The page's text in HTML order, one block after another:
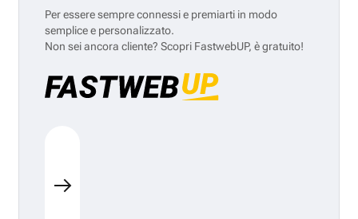
Per essere sempre connessi e premiarti in modo
semplice e personalizzato.
Non sei ancora cliente? Scopri FastwebUP, è gratuito!